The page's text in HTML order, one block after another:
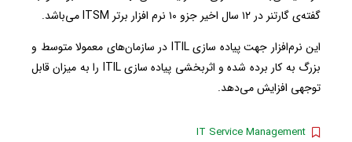
گفته‌ی گارتنر در ۱۲ سال اخیر جزو ۱۰ نرم افزار برتر ITSM می‌باشد.
این نرم‌افزار جهت پیاده سازی ITIL در سازمان‌های معمولا متوسط و
بزرگ به کار برده شده و اثربخشی پیاده سازی ITIL را به میزان قابل
توجهی افزایش می‌دهد.
IT Service Management